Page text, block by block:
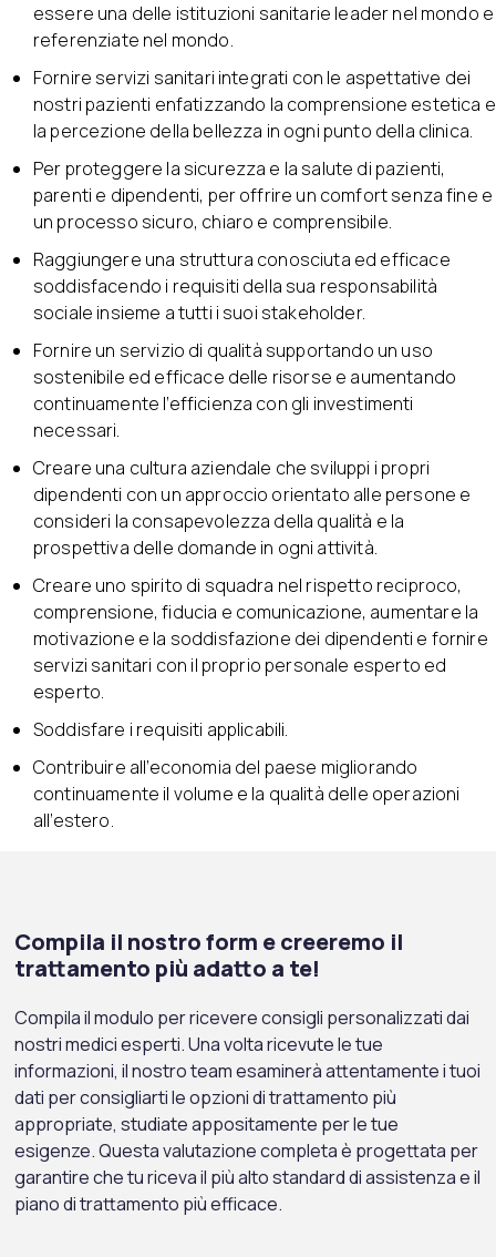
essere una delle istituzioni sanitarie leader nel mondo e
referenziate nel mondo.
Fornire servizi sanitari integrati con le aspettative dei
nostri pazienti enfatizzando la comprensione estetica e
la percezione della bellezza in ogni punto della clinica.
Per proteggere la sicurezza e la salute di pazienti,
parenti e dipendenti, per offrire un comfort senza fine e
un processo sicuro, chiaro e comprensibile.
Raggiungere una struttura conosciuta ed efficace
soddisfacendo i requisiti della sua responsabilità
sociale insieme a tutti i suoi stakeholder.
Fornire un servizio di qualità supportando un uso
sostenibile ed efficace delle risorse e aumentando
continuamente l’efficienza con gli investimenti
necessari.
Creare una cultura aziendale che sviluppi i propri
dipendenti con un approccio orientato alle persone e
consideri la consapevolezza della qualità e la
prospettiva delle domande in ogni attività.
Creare uno spirito di squadra nel rispetto reciproco,
comprensione, fiducia e comunicazione, aumentare la
motivazione e la soddisfazione dei dipendenti e fornire
servizi sanitari con il proprio personale esperto ed
esperto.
Soddisfare i requisiti applicabili.
Contribuire all’economia del paese migliorando
continuamente il volume e la qualità delle operazioni
all’estero.
Compila il nostro form e creeremo il
trattamento più adatto a te!
Compila il modulo per ricevere consigli personalizzati dai
nostri medici esperti. Una volta ricevute le tue
informazioni, il nostro team esaminerà attentamente i tuoi
dati per consigliarti le opzioni di trattamento più
appropriate, studiate appositamente per le tue
esigenze. Questa valutazione completa è progettata per
garantire che tu riceva il più alto standard di assistenza e il
piano di trattamento più efficace.